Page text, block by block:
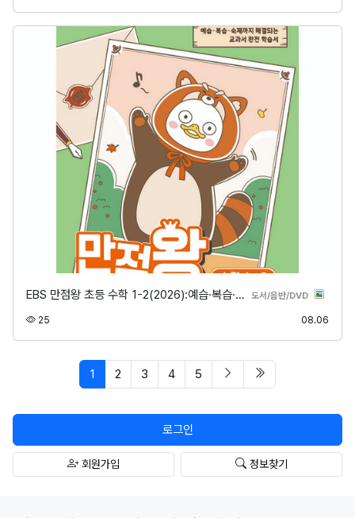
EBS 만점왕 초등 수학 1-2(2026):예습·복습·… 도서/음반/DVD분류
25 08.06
1 페이지 현재
2 3 4 5 다음 페이지
로그인
회원가입 정보찾기